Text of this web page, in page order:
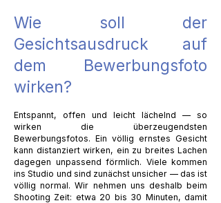
Wie soll der
Gesichtsausdruck auf
dem Bewerbungsfoto
wirken?
Entspannt, offen und leicht lächelnd — so
wirken die überzeugendsten
Bewerbungsfotos. Ein völlig ernstes Gesicht
kann distanziert wirken, ein zu breites Lachen
dagegen unpassend förmlich. Viele kommen
ins Studio und sind zunächst unsicher — das ist
völlig normal. Wir nehmen uns deshalb beim
Shooting Zeit: etwa 20 bis 30 Minuten, damit